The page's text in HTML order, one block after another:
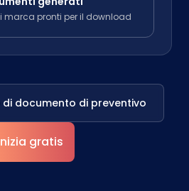
marca pronti per il download
di documento di preventivo
gratis